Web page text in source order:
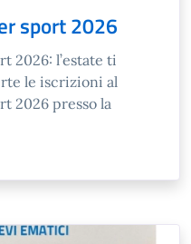
sport 2026
2026: l’estate ti
le iscrizioni al
2026 presso la